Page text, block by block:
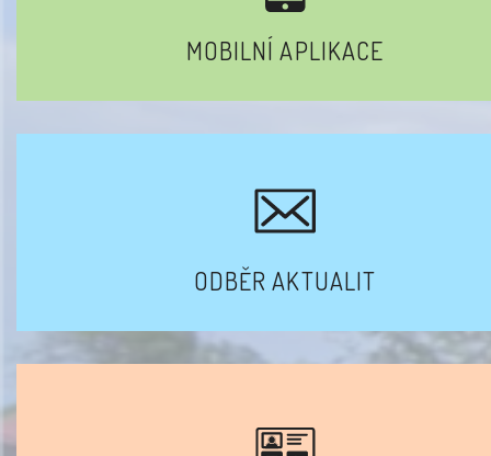
MOBILNÍ APLIKACE
ODBĚR AKTUALIT